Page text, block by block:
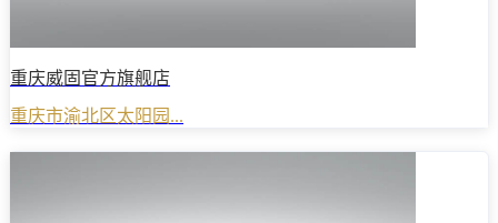
重庆威固官方旗舰店
重庆市渝北区太阳园...